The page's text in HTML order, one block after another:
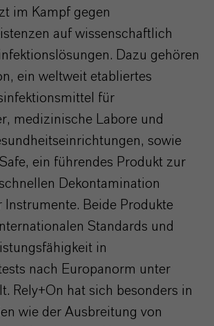
im Kampf gegen
auf wissenschaftlich
Dazu gehören
ein weltweit etabliertes
für
medizinische Labore und
sowie
ein führendes Produkt zur
Dekontamination
Instrumente. Beide Produkte
Standards und
in
nach Europanorm unter
Rely+On hat sich besonders in
wie der Ausbreitung von